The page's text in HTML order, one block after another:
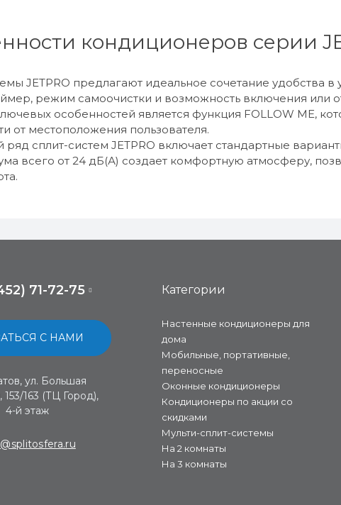
кондиционеров серии
JETPRO предлагают идеальное сочетание удобства
режим самоочистки и возможность включения или
особенностей является функция FOLLOW ME,
от местоположения пользователя.
сплит-систем JETPRO включает стандартные
всего от 24 дБ(А) создает комфортную атмосферу,
71-72-75
С НАМИ
ул. Большая
153/163 (ТЦ Город),
4-й этаж
Категории
Настенные кондиционеры для
дома
Мобильные, портативные,
переносные
Оконные кондиционеры
Кондиционеры по акции со
скидками
Мульти-сплит-системы
На 2 комнаты
На 3 комнаты